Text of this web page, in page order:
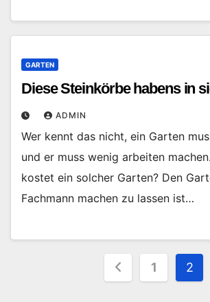
GARTEN
Diese Steinkörbe habens in
ADMIN
Wer kennt das nicht, ein Garten
und er muss wenig arbeiten
kostet ein solcher Garten? Den
Fachmann machen zu lassen ist…
1 2